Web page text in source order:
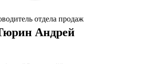
отдела продаж
Андрей